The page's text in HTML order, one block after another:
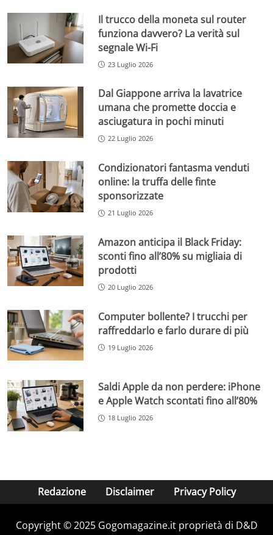
Il trucco della moneta sul router
funziona davvero? La verità sul
segnale Wi-Fi
23 Luglio 2026
Dal Giappone arriva la lavatrice
umana che promette doccia e
asciugatura in pochi minuti
22 Luglio 2026
Condizionatori fantasma venduti
online: la truffa delle finte
sponsorizzate
21 Luglio 2026
Amazon anticipa il Black Friday:
sconti fino all’80% su migliaia di
prodotti
20 Luglio 2026
Computer bollente? I trucchi per
raffreddarlo e farlo durare di più
19 Luglio 2026
Saldi Apple da non perdere: iPhone
e Apple Watch scontati fino all’80%
18 Luglio 2026
Redazione Disclaimer Privacy Policy
Copyright © 2025 Gogomagazine.it proprietà di D&D